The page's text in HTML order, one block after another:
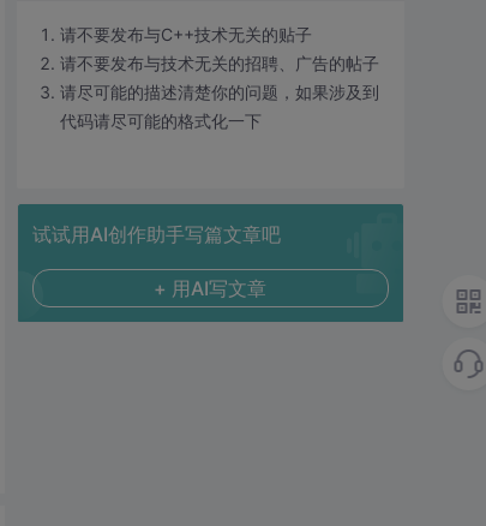
请不要发布与C++技术无关的贴子
请不要发布与技术无关的招聘、广告的帖子
请尽可能的描述清楚你的问题，如果涉及到
代码请尽可能的格式化一下
试试用AI创作助手写篇文章吧
+ 用AI写文章